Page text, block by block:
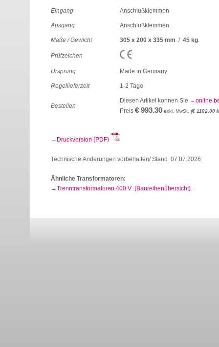
Eingang Anschlußklemmen
Ausgang Anschlußklemmen
Maße / Gewicht 305 x 200 x 335 mm / 45 kg.
Prüfzeichen
Ursprung Made in Germany
Regellieferzeit 1-2 Tage
Bestellen
Diesen Artikel können Sie
online
Preis € 993.30 exkl. MwSt. (€ 1182.00
Druckversion (PDF)
Technische Änderungen vorbehalten/ Stand 07.07.2026
Ähnliche Transformatoren:
Trenntransformatoren 400 V (Baureihenübersicht)